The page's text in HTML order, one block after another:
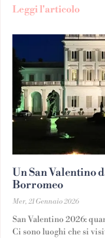
Leggi l'articolo
Un San Valentino
Borromeo
Mer, 21 Gennaio 2026
San Valentino 2026:
Ci sono luoghi che si